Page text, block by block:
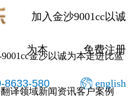
加入金沙9001cc以诚
为本 免费注册
8633-580 english
金沙以诚为本走进比蓝
翻译领域新闻资讯客户案例